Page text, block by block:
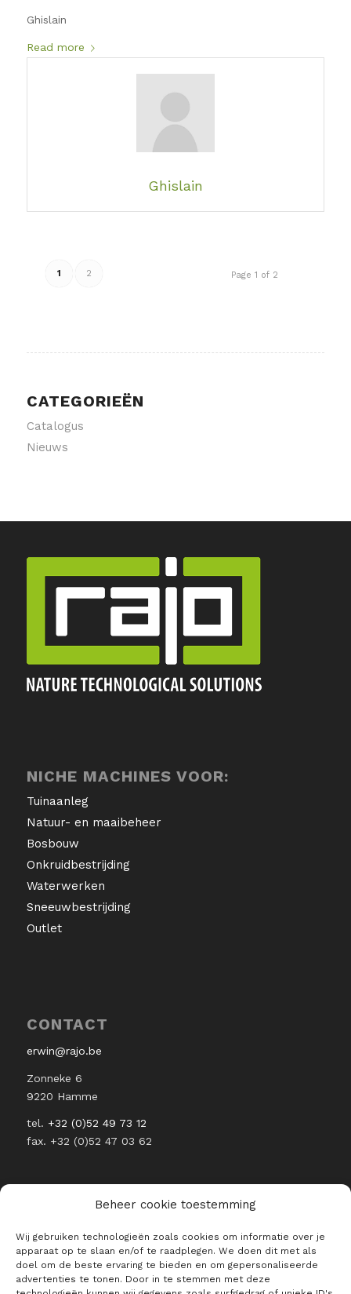
Beheer cookie toestemming
Wij gebruiken technologieën zoals cookies om informatie over je
apparaat op te slaan en/of te raadplegen. We doen dit met als
doel om de beste ervaring te bieden en om gepersonaliseerde
advertenties te tonen. Door in te stemmen met deze
Ghislain
Read more
Ghislain
Page 1 of 2
1 2
CATEGORIEËN
Catalogus
Nieuws
NICHE MACHINES VOOR:
Tuinaanleg
Natuur- en maaibeheer
Bosbouw
Onkruidbestrijding
Waterwerken
Sneeuwbestrijding
Outlet
CONTACT
erwin@rajo.be
Zonneke 6
9220 Hamme
tel. +32 (0)52 49 73 12
fax. +32 (0)52 47 03 62
BLIJF OP DE HOOGTE VAN ALLE
RAJO NIEUWTJES
E-mailadres *